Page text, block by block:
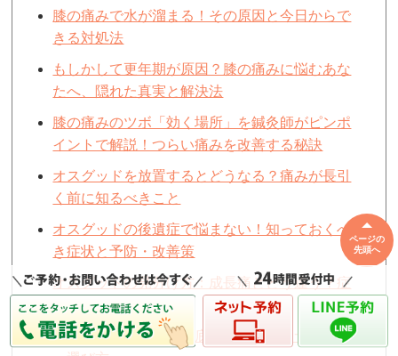
膝の痛みで水が溜まる！その原因と今日からで
きる対処法
もしかして更年期が原因？膝の痛みに悩むあな
たへ、隠れた真実と解決法
膝の痛みのツボ「効く場所」を鍼灸師がピンポ
イントで解説！つらい痛みを改善する秘訣
オスグッドを放置するとどうなる？痛みが長引
く前に知るべきこと
オスグッドの後遺症で悩まない！知っておくべ
き症状と予防・改善策
オスグッドの見分け方：成長痛とどう違う？症
状チェックポイント
膝の痛みを鍼灸師が徹底解説！症状別サポータ
ページの
先頭へ